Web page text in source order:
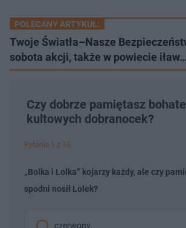
POLECANY ARTYKUŁ:
Twoje Światła–Nasze
sobota akcji, także w powiecie iław…
Czy dobrze pamiętasz
kultowych dobranocek?
Pytanie 1 z 10
„Bolka i Lolka” kojarzy każdy, ale czy
spodni nosił Lolek?
czerwony